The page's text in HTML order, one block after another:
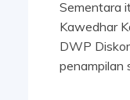
Sementara
Kawedhar
DWP
penampilan